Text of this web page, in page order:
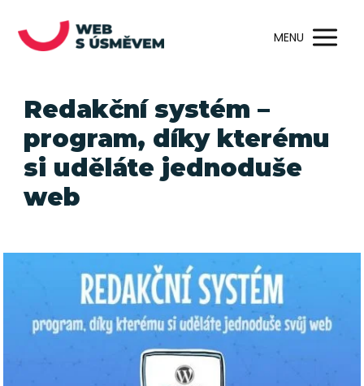
MENU
Redakční systém –
program, díky kterému
si uděláte jednoduše
web